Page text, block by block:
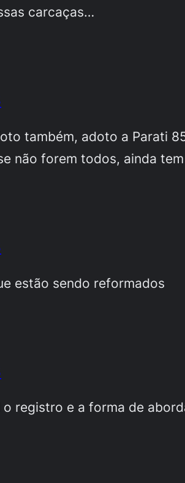
carcaças…
também, adoto a Parati
não forem todos, ainda
estão sendo reformados
registro e a forma de